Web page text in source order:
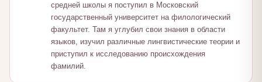
средней школы я поступил в Московский
государственный университет на филологический
факультет. Там я углубил свои знания в области
языков, изучил различные лингвистические теории и
приступил к исследованию происхождения
фамилий.